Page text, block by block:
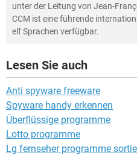
unter der Leitung von Jean-
CCM ist eine führende
elf Sprachen verfügbar.
Lesen Sie auch
Anti spyware freeware
Spyware handy erkennen
Überflüssige programme
Lotto programme
Lg fernseher programme